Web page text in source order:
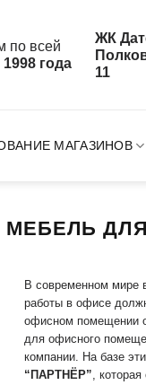
по всей
1998 года
ЖК
11
МАГАЗИНОВ
МЕБЕЛЬ
В современном мире
работы в офисе
офисном помещении
для офисного
компании. На базе
“ПАРТНЁР”,